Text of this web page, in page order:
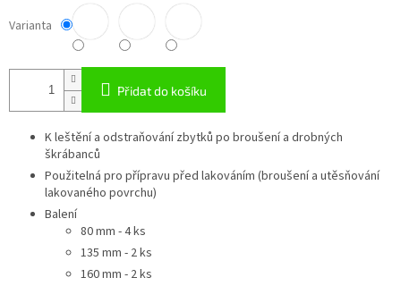
Varianta
Přidat do košíku
K leštění a odstraňování zbytků po broušení a drobných
škrábanců
Použitelná pro přípravu před lakováním (broušení a utěsňování
lakovaného povrchu)
Balení
80 mm - 4 ks
135 mm - 2 ks
160 mm - 2 ks